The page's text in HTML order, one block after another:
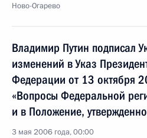
Ново-Огарево
Владимир Путин подписал
изменений в Указ
Федерации от 13 октября
«Вопросы Федеральной
и в Положение,
3 мая 2006 года, 00:00